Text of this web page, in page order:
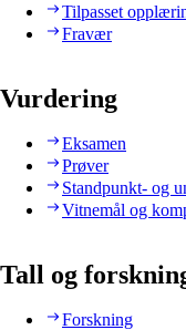
Tilpasset
Fravær
Vurdering
Eksamen
Prøver
Standpunkt- og
Vitnemål og
Tall og
Forskning